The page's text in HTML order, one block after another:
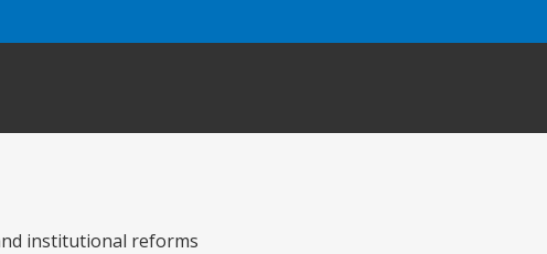
institutional reforms